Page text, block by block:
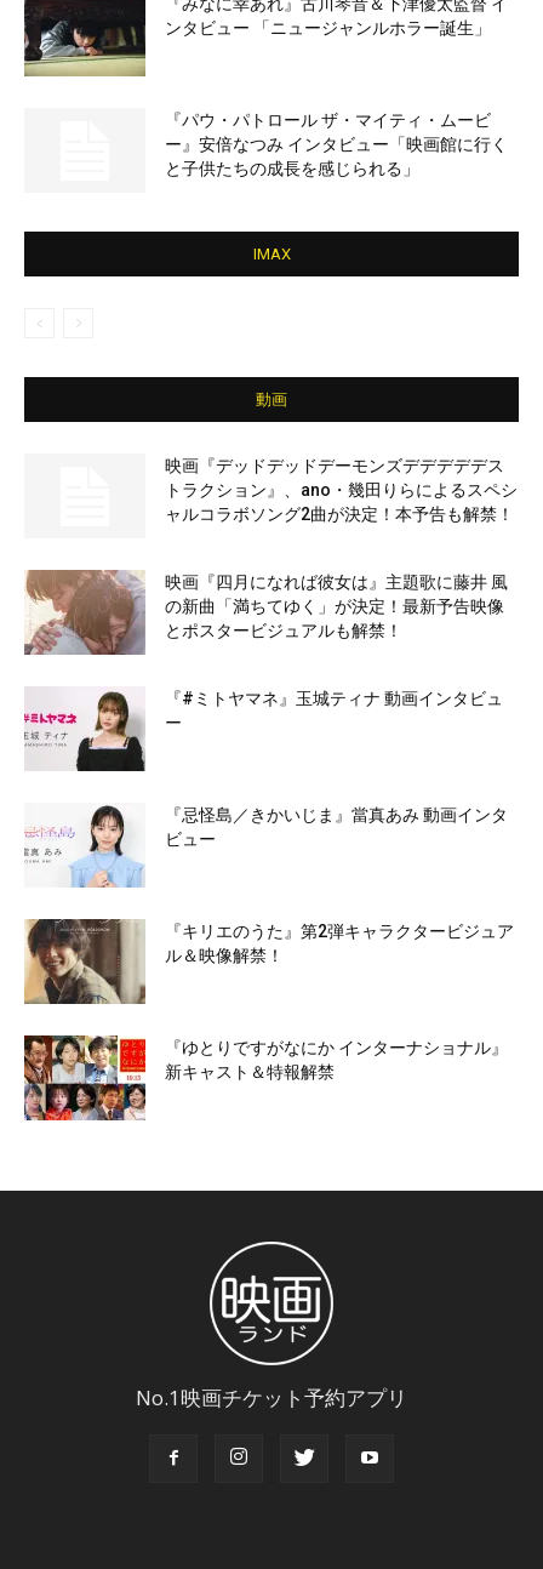
ンタビュー 「ニュージャンルホラー誕生」
『パウ・パトロール ザ・マイティ・ムービ
ー』安倍なつみ インタビュー「映画館に行く
と子供たちの成長を感じられる」
IMAX
動画
映画『デッドデッドデーモンズデデデデデス
トラクション』、ano・幾田りらによるスペシ
ャルコラボソング2曲が決定！本予告も解禁！
映画『四月になれば彼女は』主題歌に藤井 風
の新曲「満ちてゆく」が決定！最新予告映像
とポスタービジュアルも解禁！
『#ミトヤマネ』玉城ティナ 動画インタビュ
ー
『忌怪島／きかいじま』當真あみ 動画インタ
ビュー
『キリエのうた』第2弾キャラクタービジュア
ル＆映像解禁！
『ゆとりですがなにか インターナショナル』
新キャスト＆特報解禁
No.1映画チケット予約アプリ